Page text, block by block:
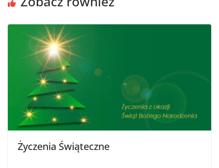
Życzenia Świąteczne